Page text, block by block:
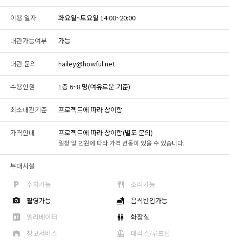
이용 일자 화요일~토요일 14:00~20:00
대관가능여부 가능
대관 문의 hailey@howful.net
수용인원 1층 6~8 명(여유로운 기준)
최소대관기준 프로젝트에 따라 상이함
가격안내 프로젝트에 따라 상이함(별도 문의)
일정 및 인원에 따라 가격 변동이 있을 수 있습니다.
부대시설
주차가능
조리가능
촬영가능
음식반입가능
엘리베이터
화장실
창고서비스
테라스/루프탑